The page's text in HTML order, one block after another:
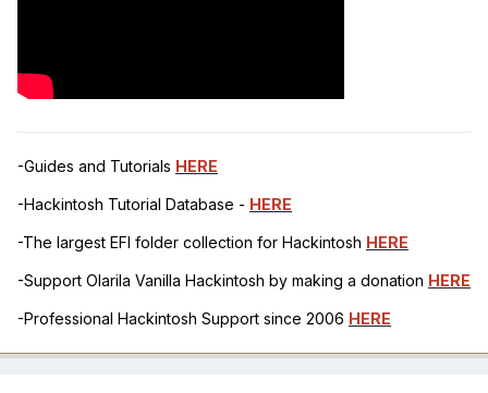
-Guides and Tutorials HERE
-Hackintosh Tutorial Database - HERE
-The largest EFI folder collection for Hackintosh HERE
-Support Olarila Vanilla Hackintosh by making a donation HERE
-Professional Hackintosh Support since 2006 HERE